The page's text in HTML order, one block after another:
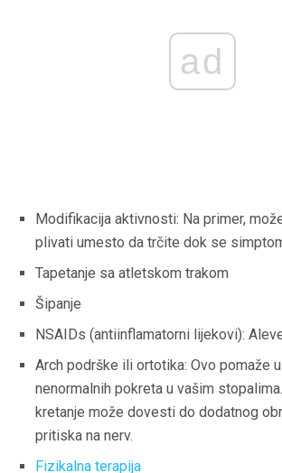
ad
Modifikacija aktivnosti: Na primer,
plivati ​​umesto da trčite dok se
Tapetanje sa atletskom trakom
Šipanje
NSAIDs (antiinflamatorni lijekovi):
Arch podrške ili ortotika: Ovo pomaže
nenormalnih pokreta u vašim
kretanje može dovesti do dodatnog
pritiska na nerv.
Fizikalna terapija